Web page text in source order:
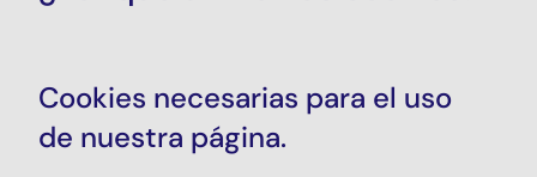
Cookies necesarias para el uso
de nuestra página.